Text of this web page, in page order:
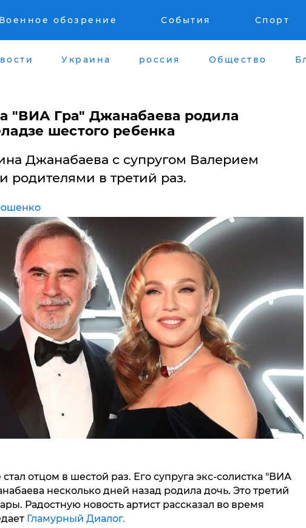
Военное обозрение События Спорт
Украина россия Общество
"ВИА Гра" Джанабаева родила
шестого ребенка
Джанабаева с супругом Валерием
родителями в третий раз.
отцом в шестой раз. Его супруга экс-солистка "ВИА
несколько дней назад родила дочь. Это третий
Радостную новость артист рассказал во время
Гламурный Диалог.